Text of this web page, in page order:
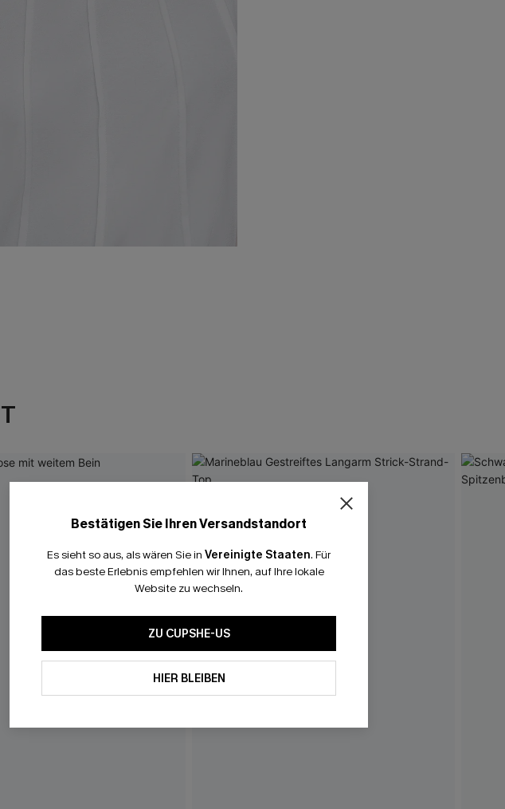
Bestätigen Sie Ihren Versandstandort
Es sieht so aus, als wären Sie in Vereinigte Staaten. Für
das beste Erlebnis empfehlen wir Ihnen, auf Ihre lokale
Website zu wechseln.
ZU CUPSHE-US
HIER BLEIBEN